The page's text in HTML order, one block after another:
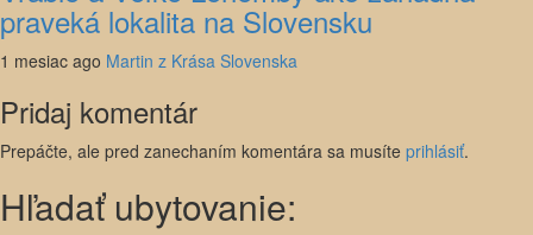
praveká lokalita na Slovensku
1 mesiac ago Martin z Krása Slovenska
Pridaj komentár
Prepáčte, ale pred zanechaním komentára sa musíte prihlásiť.
Hľadať ubytovanie: